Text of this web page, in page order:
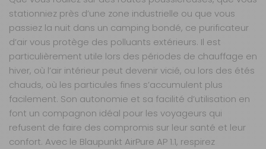
stationniez près d’une zone industrielle ou que vous
passiez la nuit dans un camping bondé, ce purificateur
d’air vous protège des polluants extérieurs. Il est
particulièrement utile lors des périodes de chauffage en
hiver, où l’air intérieur peut devenir vicié, ou lors des étés
chauds, où les particules fines s’accumulent plus
facilement. Son autonomie et sa facilité d’utilisation en
font un compagnon idéal pour les voyageurs qui
refusent de faire des compromis sur leur santé et leur
confort. Avec le Blaupunkt AirPure AP 1.1, respirez